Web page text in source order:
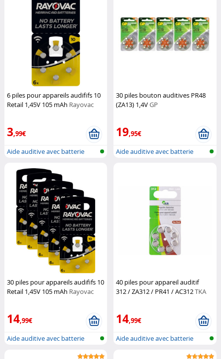
6 piles pour appareils audififs 10
Retail 1,45V 105 mAh Rayovac
3,99€
Aide auditive avec batterie
30 piles bouton auditives PR48
(ZA13) 1,4VGP
19,95€
Aide auditive avec batterie
30 piles pour appareils audififs 10
Retail 1,45V 105 mAh Rayovac
14,99€
Aide auditive avec batterie
40 piles pour appareil auditif
312 / ZA312 / PR41 / AC312TKA
14,99€
Aide auditive avec batterie